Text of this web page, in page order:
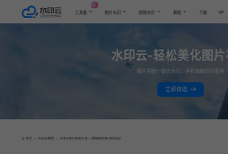
工具集 图片水印 视频水印 教程 下载 VIP
水印云-轻松美化图片
图片视频一键去水印，手机电脑均可使用
立即体验
首页 > 水印云教程 > 分享4款AI抠图工具,一键智能抠图,3秒抠出!